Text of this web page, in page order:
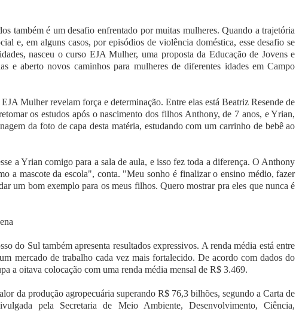
também é um desafio enfrentado por muitas mulheres. Quando a trajetória
e, em alguns casos, por episódios de violência doméstica, esse desafio se
nasceu o curso EJA Mulher, uma proposta da Educação de Jovens e
e aberto novos caminhos para mulheres de diferentes idades em Campo
Mulher revelam força e determinação. Entre elas está Beatriz Resende de
os estudos após o nascimento dos filhos Anthony, de 7 anos, e Yrian,
da foto de capa desta matéria, estudando com um carrinho de bebê ao
a Yrian comigo para a sala de aula, e isso fez toda a diferença. O Anthony
a mascote da escola", conta. "Meu sonho é finalizar o ensino médio, fazer
um bom exemplo para os meus filhos. Quero mostrar pra eles que nunca é
do Sul também apresenta resultados expressivos. A renda média está entre
mercado de trabalho cada vez mais fortalecido. De acordo com dados do
a oitava colocação com uma renda média mensal de R$ 3.469.
da produção agropecuária superando R$ 76,3 bilhões, segundo a Carta de
pela Secretaria de Meio Ambiente, Desenvolvimento, Ciência,